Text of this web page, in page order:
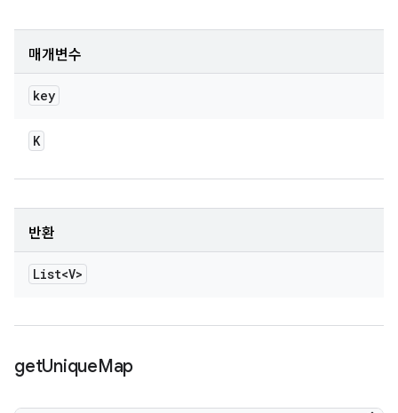
매개변수
key
K
반환
List<V>
getUniqueMap